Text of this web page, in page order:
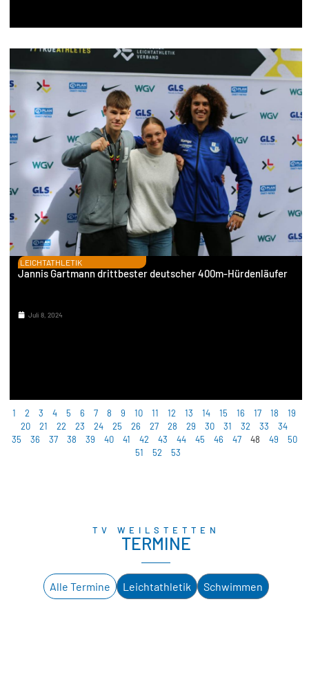
LEICHTATHLETIK
Jannis Gartmann drittbester deutscher 400m-Hürdenläufer
Juli 8, 2024
1 2 3 4 5 6 7 8 9 10 11 12 13 14 15 16 17 18
19
20
21 22 23 24 25 26 27 28 29 30 31 32 33
34
35
36 37 38 39 40 41 42 43 44 45 46 47 48 49
50
51
52 53
TV WEILSTETTEN
TERMINE
Leichtathletik Schwimmen
Alle Termine